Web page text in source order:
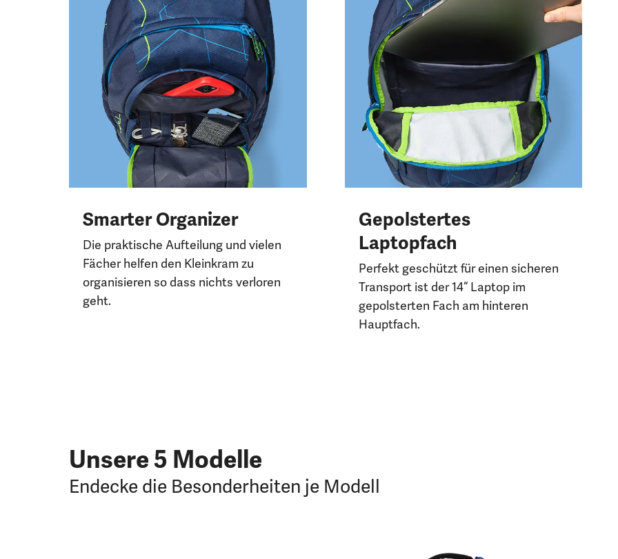
Smarter Organizer
Die praktische Aufteilung und vielen
Fächer helfen den Kleinkram zu
organisieren so dass nichts verloren
geht.
Gepolstertes
Laptopfach
Perfekt geschützt für einen sicheren
Transport ist der 14“ Laptop im
gepolsterten Fach am hinteren
Hauptfach.
Unsere 5 Modelle
Endecke die Besonderheiten je Modell